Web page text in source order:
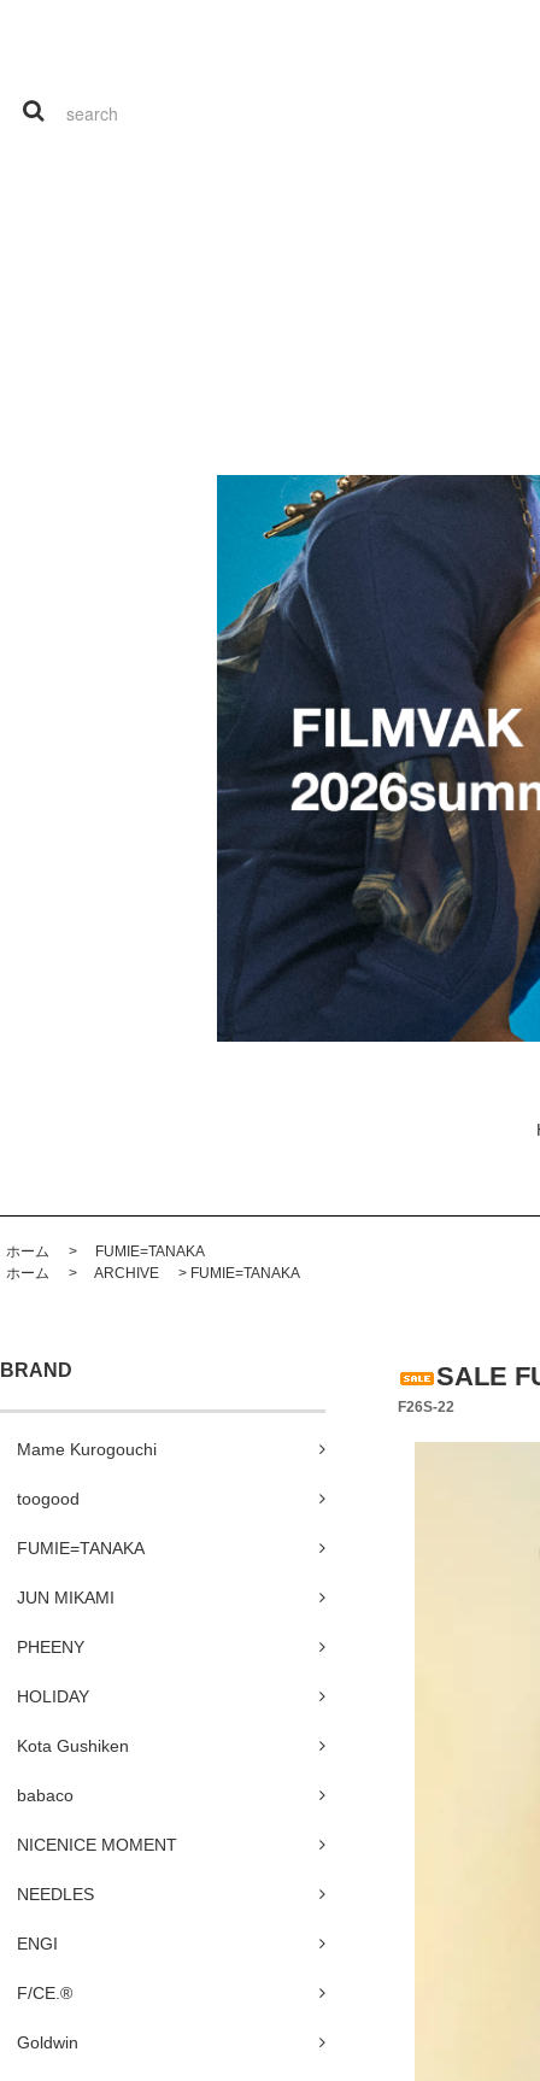
ホーム >
FUMIE=TANAKA
ホーム
> ARCHIVE > FUMIE=TANAKA
BRAND
Mame Kurogouchi
toogood
FUMIE=TANAKA
JUN MIKAMI
PHEENY
HOLIDAY
Kota Gushiken
babaco
NICENICE MOMENT
NEEDLES
ENGI
F/CE.®
Goldwin
SALE
F26S-22